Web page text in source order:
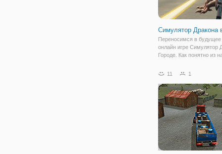
Симулятор Дракона
Переносимся в будущее
онлайн игре Симулятор
Городе. Как понятно из
симулятор дракона,а
себя новый образ. По
формату и
11 1